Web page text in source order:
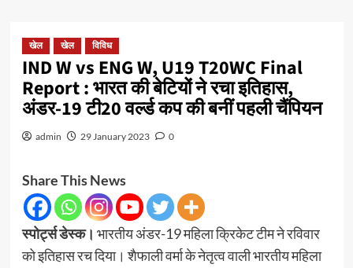
खेल खेल विविध
IND W vs ENG W, U19 T20WC Final
Report : भारत की बेटियों ने रचा इतिहास,
अंडर-19 टी20 वर्ल्‍ड कप की बनीं पहली चैंपियन
admin 29 January 2023 0
Share This News
स्पोर्ट्स डेस्क। भारतीय अंडर-19 महिला क्रिकेट टीम ने रविवार
को इतिहास रच दिया। शैफाली वर्मा के नेतृत्‍व वाली भारतीय महिला